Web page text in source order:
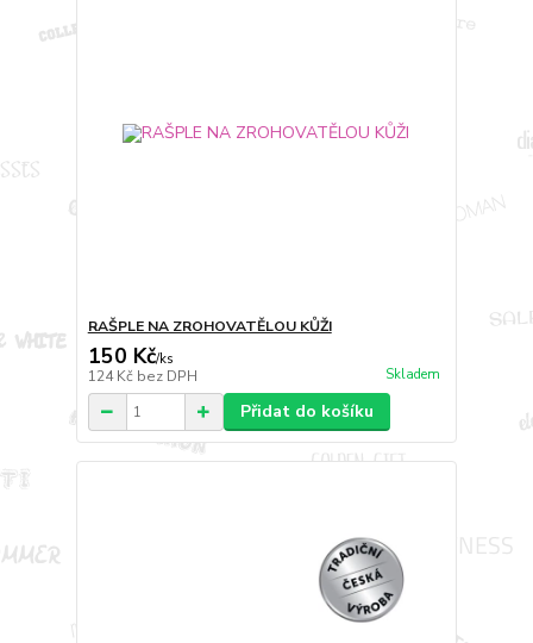
RAŠPLE NA ZROHOVATĚLOU KŮŽI
150 Kč/ks
124 Kč bez DPH Skladem
Přidat do košíku